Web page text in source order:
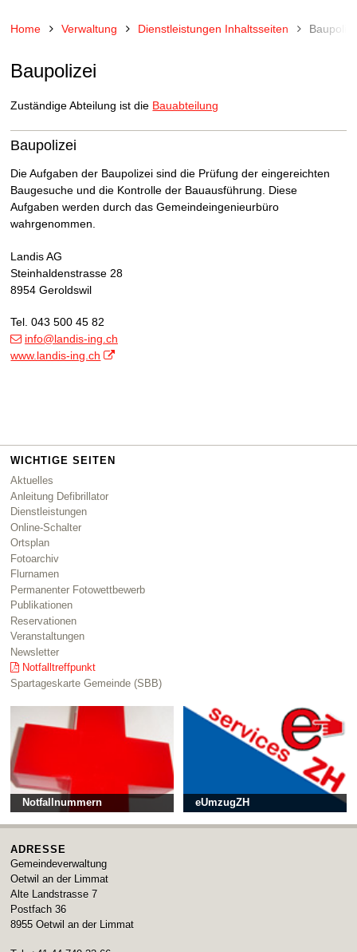
Home Verwaltung Dienstleistungen Inhaltsseiten
Baupolizei
Zuständige Abteilung ist die Bauabteilung
Baupolizei
Die Aufgaben der Baupolizei sind die Prüfung der eingereichten
Baugesuche und die Kontrolle der Bauausführung. Diese
Aufgaben werden durch das Gemeindeingenieurbüro
wahrgenommen.
Landis AG
Steinhaldenstrasse 28
8954 Geroldswil
Tel. 043 500 45 82
info@landis-ing.ch
www.landis-ing.ch
WICHTIGE SEITEN
Aktuelles
Anleitung Defibrillator
Dienstleistungen
Online-Schalter
Ortsplan
Fotoarchiv
Flurnamen
Permanenter Fotowettbewerb
Publikationen
Reservationen
Veranstaltungen
Newsletter
Notfalltreffpunkt
Spartageskarte Gemeinde (SBB)
Notfallnummern eUmzugZH
ADRESSE
Gemeindeverwaltung
Oetwil an der Limmat
Alte Landstrasse 7
Postfach 36
8955 Oetwil an der Limmat